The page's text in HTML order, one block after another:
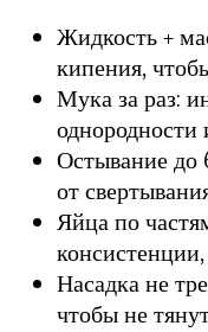
Жидкость +
кипения,
Мука за раз:
однородности
Остывание до
от
Яйца по
Насадка не
чтобы не